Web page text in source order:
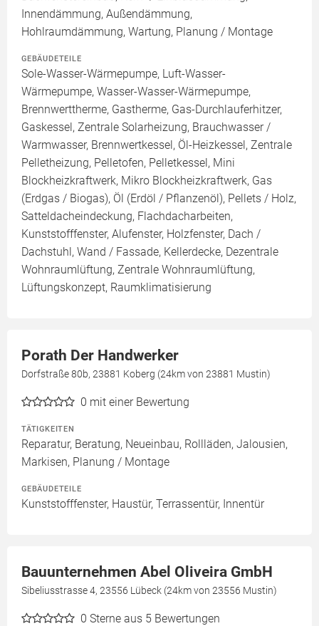
Innendämmung, Außendämmung,
Hohlraumdämmung, Wartung, Planung / Montage
GEBÄUDETEILE
Sole-Wasser-Wärmepumpe, Luft-Wasser-
Wärmepumpe, Wasser-Wasser-Wärmepumpe,
Brennwerttherme, Gastherme, Gas-Durchlauferhitzer,
Gaskessel, Zentrale Solarheizung, Brauchwasser /
Warmwasser, Brennwertkessel, Öl-Heizkessel, Zentrale
Pelletheizung, Pelletofen, Pelletkessel, Mini
Blockheizkraftwerk, Mikro Blockheizkraftwerk, Gas
(Erdgas / Biogas), Öl (Erdöl / Pflanzenöl), Pellets / Holz,
Satteldacheindeckung, Flachdacharbeiten,
Kunststofffenster, Alufenster, Holzfenster, Dach /
Dachstuhl, Wand / Fassade, Kellerdecke, Dezentrale
Wohnraumlüftung, Zentrale Wohnraumlüftung,
Lüftungskonzept, Raumklimatisierung
Porath Der Handwerker
Dorfstraße 80b, 23881 Koberg (24km von 23881 Mustin)
0 mit einer Bewertung
TÄTIGKEITEN
Reparatur, Beratung, Neueinbau, Rollläden, Jalousien,
Markisen, Planung / Montage
GEBÄUDETEILE
Kunststofffenster, Haustür, Terrassentür, Innentür
Bauunternehmen Abel Oliveira GmbH
Sibeliusstrasse 4, 23556 Lübeck (24km von 23556 Mustin)
0 Sterne aus 5 Bewertungen